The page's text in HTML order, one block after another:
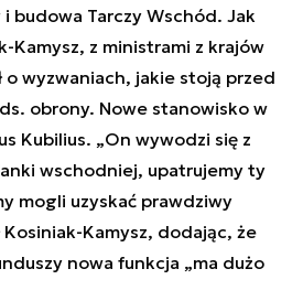
budowa Tarczy Wschód. Jak
Kamysz, z ministrami z krajów
o wyzwaniach, jakie stoją przed
obrony. Nowe stanowisko w
Kubilius. „On wywodzi się z
wschodniej, upatrujemy ty
mogli uzyskać prawdziwy
Kamysz, dodając, że
nowa funkcja „ma dużo